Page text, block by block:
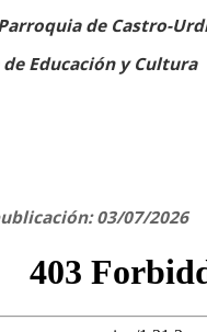
de Castro-
Educación y Cultura
03/07/2026